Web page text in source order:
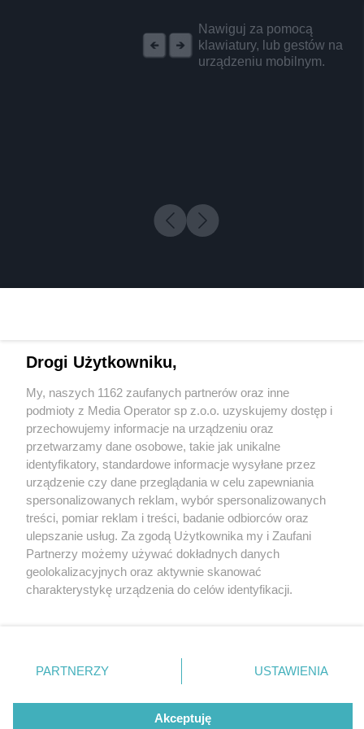
Nawiguj za pomocą
klawiatury, lub gestów na
urządzeniu mobilnym.
1 / 0
Wydawca mediów lokalnych
Nie zapomnij
zapoznać się z:
polityką prywatności regulamin korzystania z portali
Twojemiasto
Piekary Śląskie
Chorzów
Tarnowskie Góry
Gliwice
Skontakuj sięz nami
Kontakt
Wydawca
Redakcja
Drogi Użytkowniku,
My, naszych 1162 zaufanych partnerów oraz inne
podmioty z Media Operator sp z.o.o. uzyskujemy dostęp i
przechowujemy informacje na urządzeniu oraz
przetwarzamy dane osobowe, takie jak unikalne
identyfikatory, standardowe informacje wysyłane przez
urządzenie czy dane przeglądania w celu zapewniania
spersonalizowanych reklam, wybór spersonalizowanych
treści, pomiar reklam i treści, badanie odbiorców oraz
ulepszanie usług. Za zgodą Użytkownika my i Zaufani
Partnerzy możemy używać dokładnych danych
geolokalizacyjnych oraz aktywnie skanować
charakterystykę urządzenia do celów identyfikacji.
zmienić/wycofać klikając przycisk ustawień prywatności
znajdujący się w lewym dolnym rogu strony
rodzaje przetwarzania danych nie wymagają zgody
użytkownika, ale masz prawo sprzeciwić się takiemu
PARTNERZY USTAWIENIA
Akceptuję